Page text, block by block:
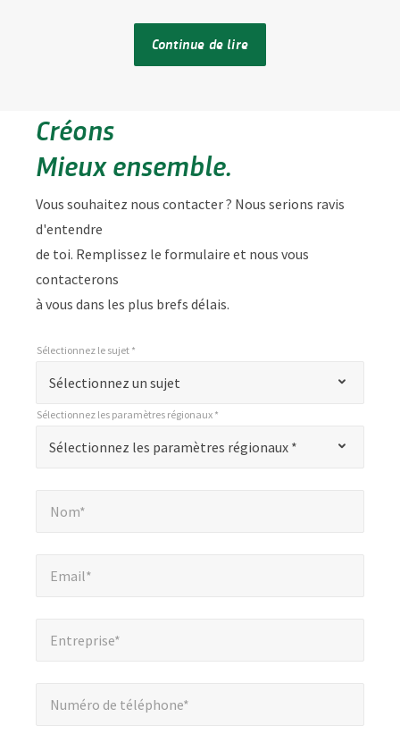
Continue de lire
Créons
Mieux ensemble.
Vous souhaitez nous contacter ? Nous serions ravis
d'entendre
de toi. Remplissez le formulaire et nous vous
contacterons
à vous dans les plus brefs délais.
"
indique
obligatoires
Sélectionnez un sujet
Sélectionnez le sujet *
Sélectionnez les paramètres régionaux *
Sélectionnez les paramètres régionaux *
Nom*
Email*
Entreprise*
Numéro de téléphone*